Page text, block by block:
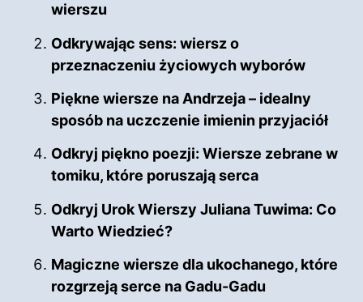
wierszu
Odkrywając sens: wiersz o
przeznaczeniu życiowych wyborów
Piękne wiersze na Andrzeja – idealny
sposób na uczczenie imienin przyjaciół
Odkryj piękno poezji: Wiersze zebrane w
tomiku, które poruszają serca
Odkryj Urok Wierszy Juliana Tuwima: Co
Warto Wiedzieć?
Magiczne wiersze dla ukochanego, które
rozgrzeją serce na Gadu-Gadu